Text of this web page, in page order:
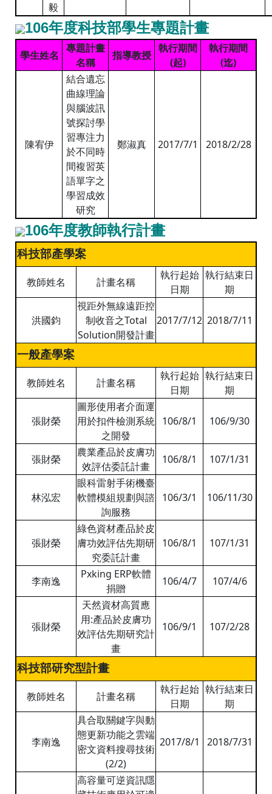
毅
106年度科技部學生專題計畫
學生姓名
專題計畫
名稱
指導教授
執行期間
(起)
執行期間
(迄)
陳宥伊
結合遺忘
曲線理論
與腦波訊
號探討學
習專注力
於不同時
間複習英
語單字之
學習成效
研究
鄭淑真 2017/7/1 2018/2/28
106年度教師執行計畫
科技部產學案
教師姓名 計畫名稱
執行起始
日期
執行結束日
期
洪國鈞
視距外無線遠距控
制收音之Total
Solution開發計畫
2017/7/12 2018/7/11
一般產學案
教師姓名 計畫名稱
執行起始
日期
執行結束日
期
張財榮
圖形使用者介面運
用於扣件檢測系統
之開發
106/8/1 106/9/30
張財榮
農業產品於皮膚功
效評估委託計畫
106/8/1 107/1/31
林泓宏
眼科雷射手術機臺
軟體模組規劃與諮
詢服務
106/3/1 106/11/30
張財榮
綠色資材產品於皮
膚功效評估先期研
究委託計畫
106/8/1 107/1/31
李南逸
Pxking ERP軟體
捐贈
106/4/7 107/4/6
張財榮
天然資材高質應
用:產品於皮膚功
效評估先期研究計
畫
106/9/1 107/2/28
科技部研究型計畫
教師姓名 計畫名稱
執行起始
日期
執行結束日
期
李南逸
具合取關鍵字與動
態更新功能之雲端
密文資料搜尋技術
(2/2)
2017/8/1 2018/7/31
高容量可逆資訊隱